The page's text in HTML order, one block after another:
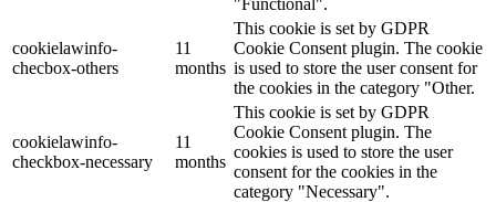
cookielawinfo-
checbox-others
11
months
This cookie is set by GDPR
Cookie Consent plugin. The cookie
is used to store the user consent for
the cookies in the category "Other.
cookielawinfo-
checkbox-necessary
11
months
This cookie is set by GDPR
Cookie Consent plugin. The
cookies is used to store the user
consent for the cookies in the
category "Necessary".